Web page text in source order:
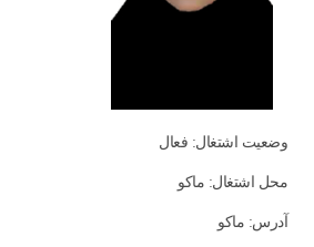
وضعیت اشتغال: فعال
محل اشتغال: ماكو
آدرس: ماكو